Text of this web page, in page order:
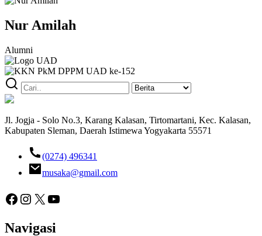
Nur Amilah
Alumni
Jl. Jogja - Solo No.3, Karang Kalasan, Tirtomartani, Kec. Kalasan,
Kabupaten Sleman, Daerah Istimewa Yogyakarta 55571
(0274) 496341
musaka@gmail.com
Facebook
Instagram
X YouTube
Navigasi